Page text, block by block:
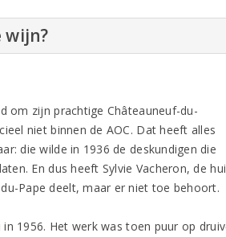
wijn?
om zijn prachtige Châteauneuf-du-
niet binnen de AOC. Dat heeft alles
die wilde in 1936 de deskundigen die
En dus heeft Sylvie Vacheron, de
Pape deelt, maar er niet toe behoort.
1956. Het werk was toen puur op